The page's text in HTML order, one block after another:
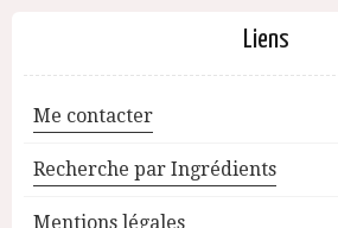
Liens
Me contacter
Recherche par Ingrédients
Mentions légales